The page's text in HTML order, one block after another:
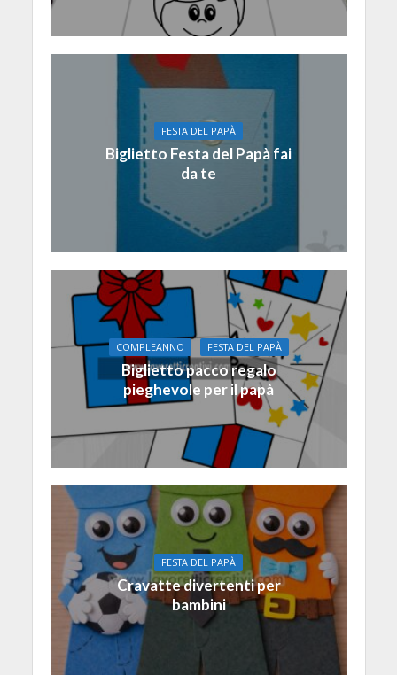
FESTA DEL PAPÀ
Biglietto Festa del Papà fai
da te
COMPLEANNO FESTA DEL PAPÀ
Biglietto pacco regalo
pieghevole per il papà
FESTA DEL PAPÀ
Cravatte divertenti per
bambini